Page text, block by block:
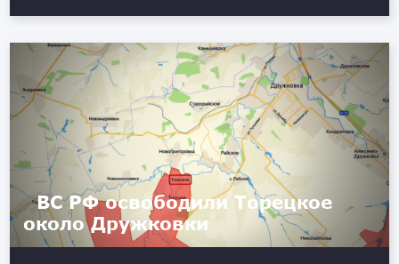
ВС РФ освободили Торецкое
около Дружковки